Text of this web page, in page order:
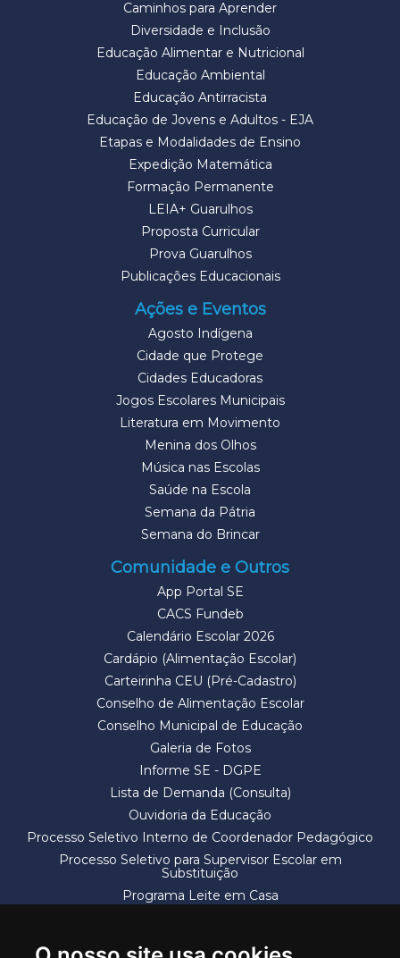
Caminhos para Aprender
Diversidade e Inclusão
Educação Alimentar e Nutricional
Educação Ambiental
Educação Antirracista
Educação de Jovens e Adultos - EJA
Etapas e Modalidades de Ensino
Expedição Matemática
Formação Permanente
LEIA+ Guarulhos
Proposta Curricular
Prova Guarulhos
Publicações Educacionais
Ações e Eventos
Agosto Indígena
Cidade que Protege
Cidades Educadoras
Jogos Escolares Municipais
Literatura em Movimento
Menina dos Olhos
Música nas Escolas
Saúde na Escola
Semana da Pátria
Semana do Brincar
Comunidade e Outros
App Portal SE
CACS Fundeb
Calendário Escolar 2026
Cardápio (Alimentação Escolar)
Carteirinha CEU (Pré-Cadastro)
Conselho de Alimentação Escolar
Conselho Municipal de Educação
Galeria de Fotos
Informe SE - DGPE
Lista de Demanda (Consulta)
Ouvidoria da Educação
Processo Seletivo Interno de Coordenador Pedagógico
Processo Seletivo para Supervisor Escolar em
Substituição
Programa Leite em Casa